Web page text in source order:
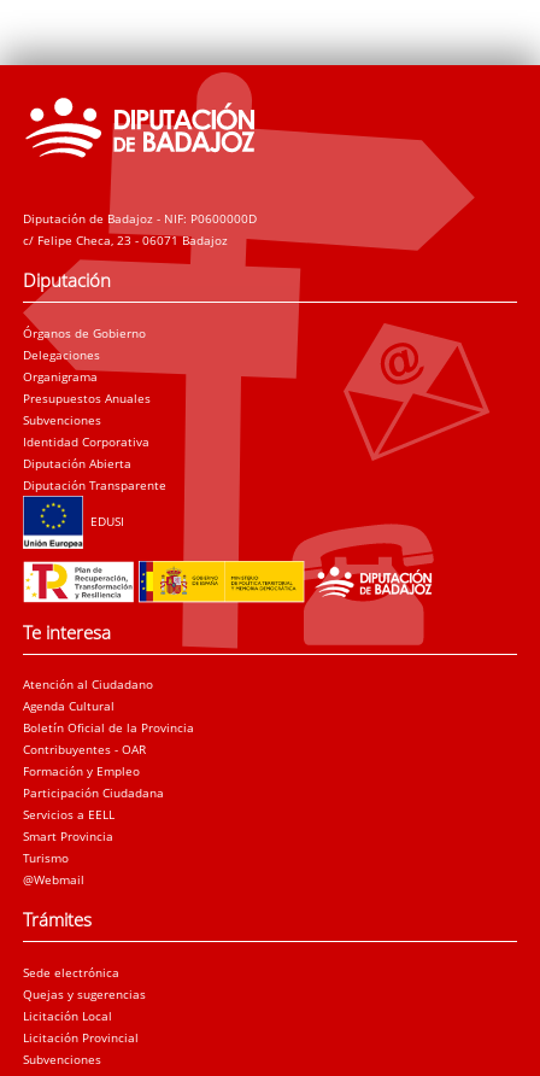
Diputación de Badajoz - NIF: P0600000D
c/ Felipe Checa, 23 - 06071 Badajoz
Diputación
Órganos de Gobierno
Delegaciones
Organigrama
Presupuestos Anuales
Subvenciones
Identidad Corporativa
Diputación Abierta
Diputación Transparente
EDUSI
Te interesa
Atención al Ciudadano
Agenda Cultural
Boletín Oficial de la Provincia
Contribuyentes - OAR
Formación y Empleo
Participación Ciudadana
Servicios a EELL
Smart Provincia
Turismo
@Webmail
Trámites
Sede electrónica
Quejas y sugerencias
Licitación Local
Licitación Provincial
Subvenciones